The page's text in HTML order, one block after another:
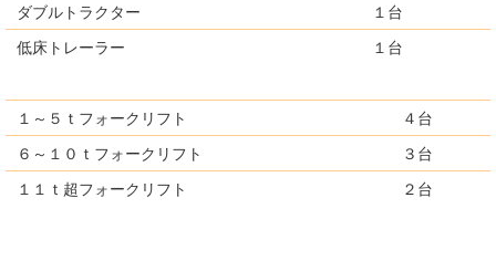
ダブルトラクター
１台
低床トレーラー
１台
１～５ｔフォークリフト
４台
６～１０ｔフォークリフト
３台
１１ｔ超フォークリフト
２台